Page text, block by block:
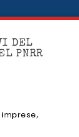
DEL
PNRR
imprese,